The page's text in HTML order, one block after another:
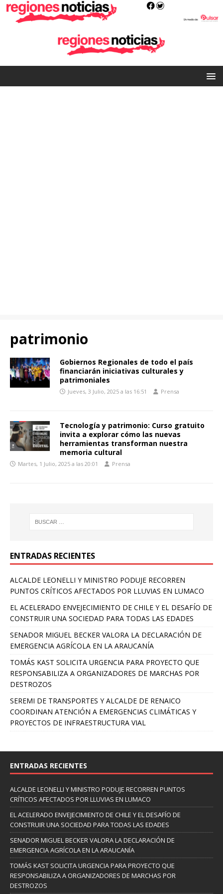
patrimonio
Gobiernos Regionales de todo el país
financiarán iniciativas culturales y
patrimoniales
Jueves, 3 Julio, 2025 a las 16:51 Prensa
Tecnología y patrimonio: Curso gratuito
invita a explorar cómo las nuevas
herramientas transforman nuestra
memoria cultural
Martes, 1 Julio, 2025 a las 20:01 Prensa
ENTRADAS RECIENTES
ALCALDE LEONELLI Y MINISTRO PODUJE RECORREN
PUNTOS CRÍTICOS AFECTADOS POR LLUVIAS EN LUMACO
EL ACELERADO ENVEJECIMIENTO DE CHILE Y EL DESAFÍO DE
CONSTRUIR UNA SOCIEDAD PARA TODAS LAS EDADES
SENADOR MIGUEL BECKER VALORA LA DECLARACIÓN DE
EMERGENCIA AGRÍCOLA EN LA ARAUCANÍA
TOMÁS KAST SOLICITA URGENCIA PARA PROYECTO QUE
RESPONSABILIZA A ORGANIZADORES DE MARCHAS POR
DESTROZOS
SEREMI DE TRANSPORTES Y ALCALDE DE RENAICO
COORDINAN ATENCIÓN A EMERGENCIAS CLIMÁTICAS Y
PROYECTOS DE INFRAESTRUCTURA VIAL
ENTRADAS RECIENTES
ALCALDE LEONELLI Y MINISTRO PODUJE RECORREN PUNTOS
CRÍTICOS AFECTADOS POR LLUVIAS EN LUMACO
EL ACELERADO ENVEJECIMIENTO DE CHILE Y EL DESAFÍO DE
CONSTRUIR UNA SOCIEDAD PARA TODAS LAS EDADES
SENADOR MIGUEL BECKER VALORA LA DECLARACIÓN DE
EMERGENCIA AGRÍCOLA EN LA ARAUCANÍA
TOMÁS KAST SOLICITA URGENCIA PARA PROYECTO QUE
RESPONSABILIZA A ORGANIZADORES DE MARCHAS POR
DESTROZOS